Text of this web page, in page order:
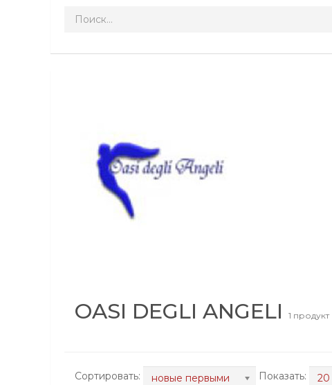
OASI DEGLI ANGELI 1 продукт
Сортировать: новые первыми Показать: 20